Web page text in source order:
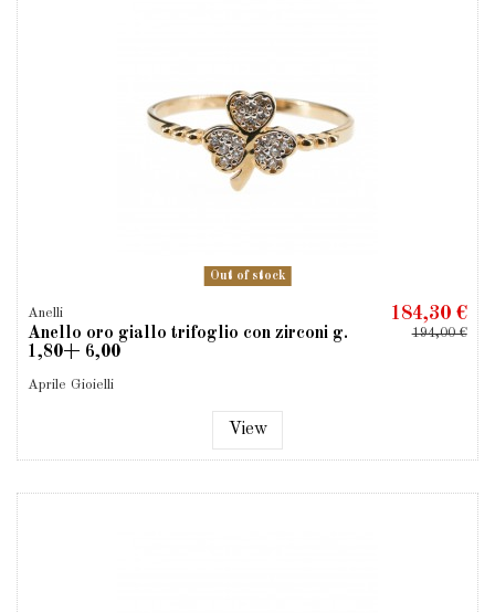
Out of stock
Anelli
Anello oro giallo trifoglio con zirconi g.
1,80+ 6,00
Aprile Gioielli
184,30 €
194,00 €
View